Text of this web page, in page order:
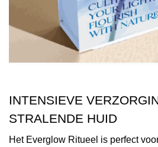
INTENSIEVE
STRALENDE HUID
Het Everglow Ritueel is perfect